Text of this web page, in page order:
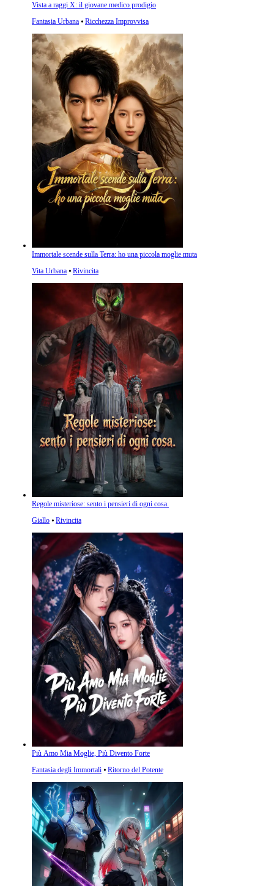
Vista a raggi X: il giovane medico prodigio
Fantasia Urbana ⦁ Ricchezza Improvvisa
Immortale scende sulla Terra: ho una piccola moglie muta
Vita Urbana ⦁ Rivincita
Regole misteriose: sento i pensieri di ogni cosa.
Giallo ⦁ Rivincita
Più Amo Mia Moglie, Più Divento Forte
Fantasia degli Immortali ⦁ Ritorno del Potente